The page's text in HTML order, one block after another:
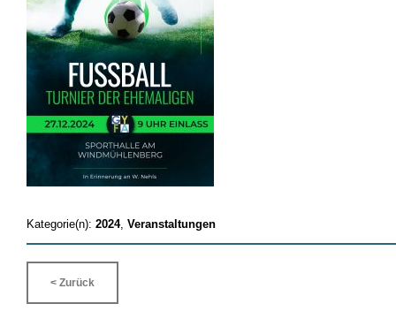
Kategorie(n): 2024, Veranstaltungen
< Zurück